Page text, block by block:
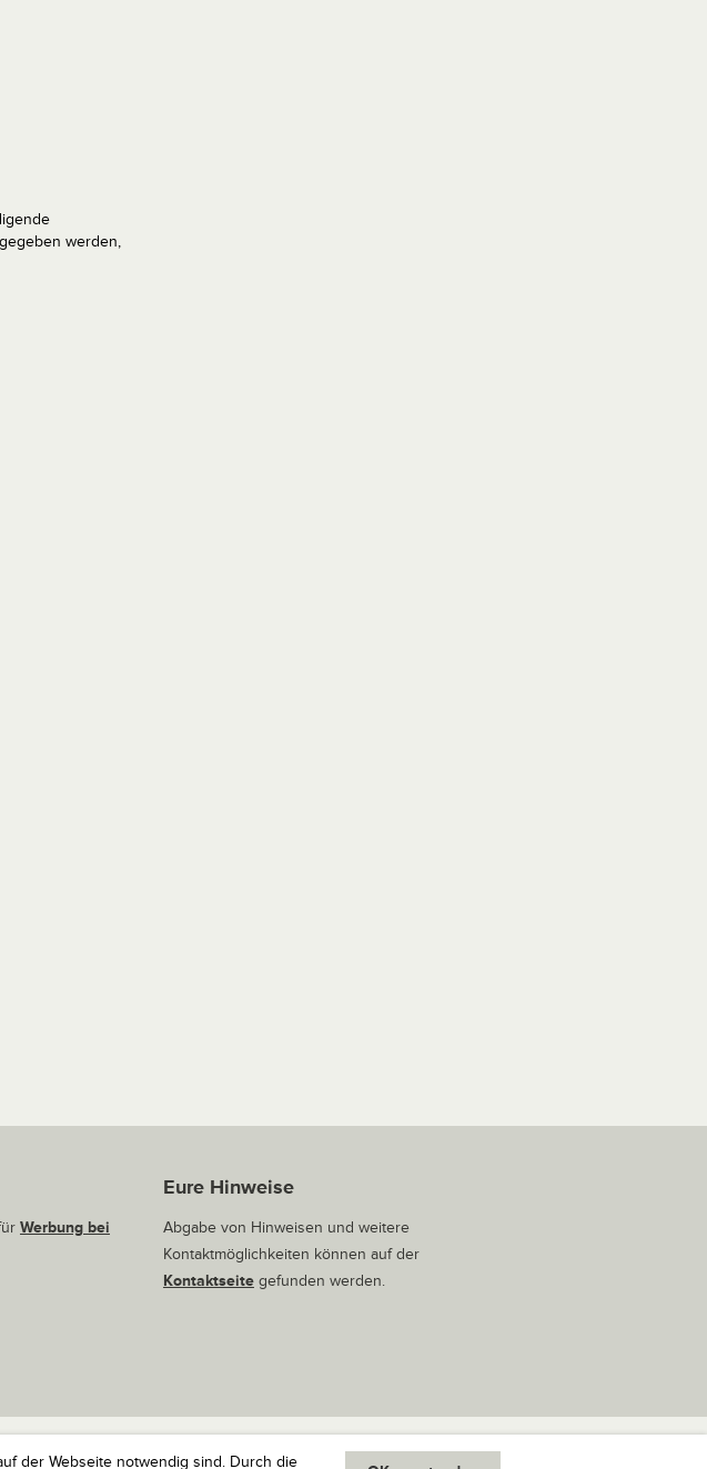
der Webseite notwendig sind. Durch die
werden,
Werbung bei
Eure Hinweise
Abgabe von Hinweisen und weitere
Kontaktmöglichkeiten können auf der
Kontaktseitegefunden werden.